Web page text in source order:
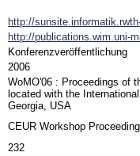
http://
http://publications.wim.uni-
Konferenzveröffentlichung
2006
WoMO'06 : Proceedings of
located with the
Georgia, USA
CEUR Workshop
232